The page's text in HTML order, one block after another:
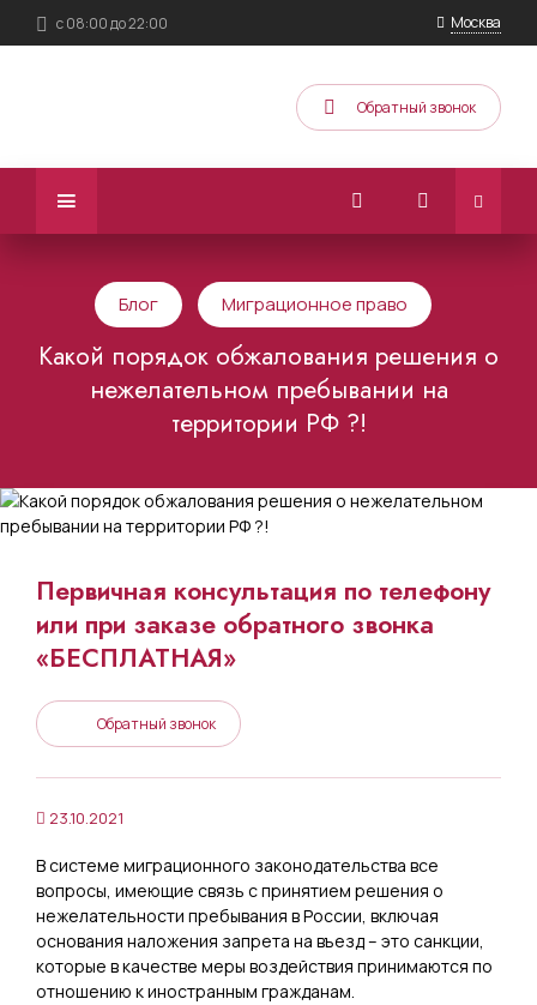
с 08:00 до 22:00 Москва
Обратный звонок
Блог Миграционное право
Какой порядок обжалования решения о
нежелательном пребывании на
территории РФ ?!
Первичная консультация по телефону
или при заказе обратного звонка
«БЕСПЛАТНАЯ»
Обратный звонок
23.10.2021
В системе миграционного законодательства все
вопросы, имеющие связь с принятием решения о
нежелательности пребывания в России, включая
основания наложения запрета на въезд – это санкции,
которые в качестве меры воздействия принимаются по
отношению к иностранным гражданам.